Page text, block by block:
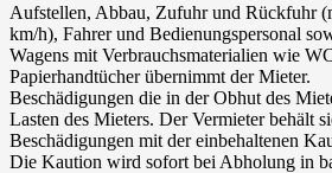
Aufstellen, Abbau, Zufuhr und Rückfuhr
km/h), Fahrer und Bedienungspersonal
Wagens mit Verbrauchsmaterialien wie
Papierhandtücher übernimmt der Mieter.
Beschädigungen die in der Obhut des
Lasten des Mieters. Der Vermieter behält
Beschädigungen mit der einbehaltenen
Die Kaution wird sofort bei Abholung in